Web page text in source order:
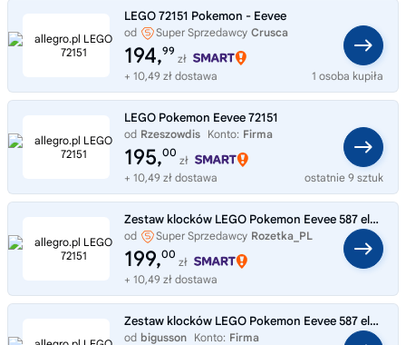
LEGO 72151 Pokemon - Eevee
od Super Sprzedawcy Crusca
194,99
zł
+ 10,49 zł dostawa
1 osoba kupiła
LEGO Pokemon Eevee 72151
od Rzeszowdis Konto: Firma
195,00
zł
+ 10,49 zł dostawa
ostatnie 9 sztuk
Zestaw klocków LEGO Pokemon Eevee 587 elementów 72151
od Super Sprzedawcy Rozetka_PL
199,00
zł
+ 10,49 zł dostawa
Zestaw klocków LEGO Pokemon Eevee 587 elementów 72151
od bigusson Konto: Firma